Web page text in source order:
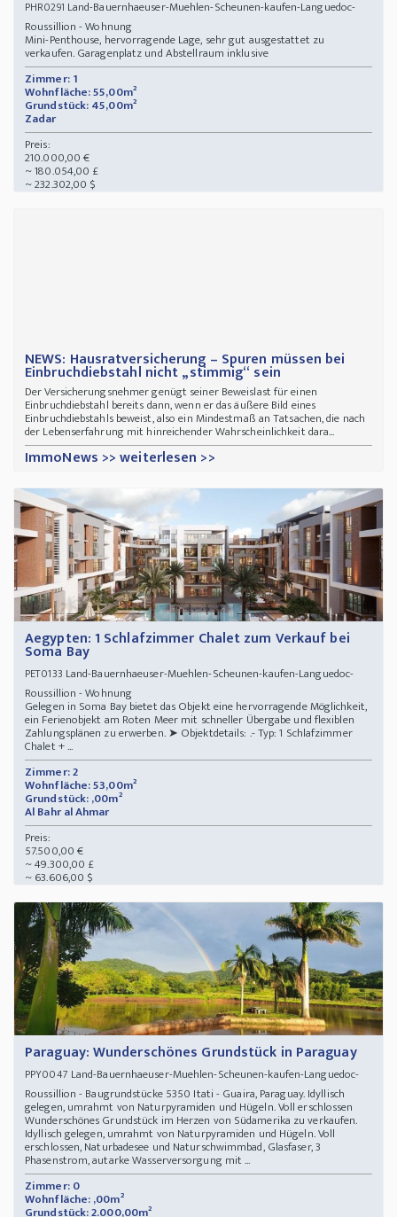
PHR0291 Land-Bauernhaeuser-Muehlen-Scheunen-kaufen-Languedoc-
Roussillion - Wohnung
Mini-Penthouse, hervorragende Lage, sehr gut ausgestattet zu
verkaufen. Garagenplatz und Abstellraum inklusive
Zimmer: 1
Wohnfläche: 55,00m²
Grundstück: 45,00m²
Zadar
Preis:
210.000,00 €
~ 180.054,00 £
~ 232.302,00 $
NEWS: Hausratversicherung – Spuren müssen bei
Einbruchdiebstahl nicht „stimmig“ sein
Der Versicherungsnehmer genügt seiner Beweislast für einen
Einbruchdiebstahl bereits dann, wenn er das äußere Bild eines
Einbruchdiebstahls beweist, also ein Mindestmaß an Tatsachen, die nach
der Lebenserfahrung mit hinreichender Wahrscheinlichkeit dara...
ImmoNews >> weiterlesen >>
Aegypten: 1 Schlafzimmer Chalet zum Verkauf bei
Soma Bay
PET0133 Land-Bauernhaeuser-Muehlen-Scheunen-kaufen-Languedoc-
Roussillion - Wohnung
Gelegen in Soma Bay bietet das Objekt eine hervorragende Möglichkeit,
ein Ferienobjekt am Roten Meer mit schneller Übergabe und flexiblen
Zahlungsplänen zu erwerben. ➤ Objektdetails: .- Typ: 1 Schlafzimmer
Chalet + ...
Zimmer: 2
Wohnfläche: 53,00m²
Grundstück: ,00m²
Al Bahr al Ahmar
Preis:
57.500,00 €
~ 49.300,00 £
~ 63.606,00 $
Paraguay: Wunderschönes Grundstück in Paraguay
PPY0047 Land-Bauernhaeuser-Muehlen-Scheunen-kaufen-Languedoc-
Roussillion - Baugrundstücke 5350 Itati - Guaira, Paraguay. Idyllisch
gelegen, umrahmt von Naturpyramiden und Hügeln. Voll erschlossen
Wunderschönes Grundstück im Herzen von Südamerika zu verkaufen.
Idyllisch gelegen, umrahmt von Naturpyramiden und Hügeln. Voll
erschlossen, Naturbadesee und Naturschwimmbad, Glasfaser, 3
Phasenstrom, autarke Wasserversorgung mit ...
Zimmer: 0
Wohnfläche: ,00m²
Grundstück: 2.000,00m²